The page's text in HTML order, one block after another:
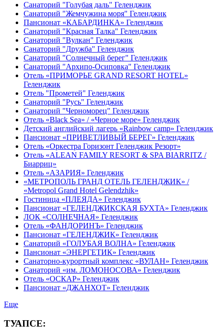
Санаторий "Голубая даль" Геленджик
Санаторий "Жемчужина моря" Геленджик
Пансионат «КАБАРДИНКА» Геленджик
Санаторий "Красная Талка" Геленджик
Санаторий "Вулкан" Геленджик
Санаторий "Дружба" Геленджик
Санаторий "Солнечный берег" Геленджик
Санаторий "Архипо-Осиповка" Геленджик
Отель «ПРИМОРЬЕ GRAND RESORT HOTEL»
Геленджик
Отель "Прометей" Геленджик
Санаторий "Русь" Геленджик
Санаторий "Черноморец" Геленджик
Отель «Black Sea» / «Черное море» Геленджик
Детский английский лагерь «Rainbow camp» Геленджик
Пансионат «ПРИВЕТЛИВЫЙ БЕРЕГ» Геленджик
Отель «Оркестра Горизонт Геленджик Резорт»
Отель «ALEAN FAMILY RESORT & SPA BIARRITZ /
Биарриц»
Отель «АЗАРИЯ» Геленджик
«МЕТРОПОЛЬ ГРАНД ОТЕЛЬ ГЕЛЕНДЖИК» /
«Metropol Grand Hotel Gelendzhik»
Гостиница «ПЛЕЯДА» Геленджик
Пансионат «ГЕЛЕНДЖИКСКАЯ БУХТА» Геленджик
ЛОК «СОЛНЕЧНАЯ» Геленджик
Отель «ФАНДОРИНЪ» Геленджик
Пансионат «ГЕЛЕНДЖИК» Геленджик
Санаторий «ГОЛУБАЯ ВОЛНА» Геленджик
Пансионат «ЭНЕРГЕТИК» Геленджик
Санаторно-курортный комплекс «ВУЛАН» Геленджик
Санаторий «им. ЛОМОНОСОВА» Геленджик
Отель «ОСКАР» Геленджик
Пансионат «ДЖАНХОТ» Геленджик
Еще
ТУАПСЕ: